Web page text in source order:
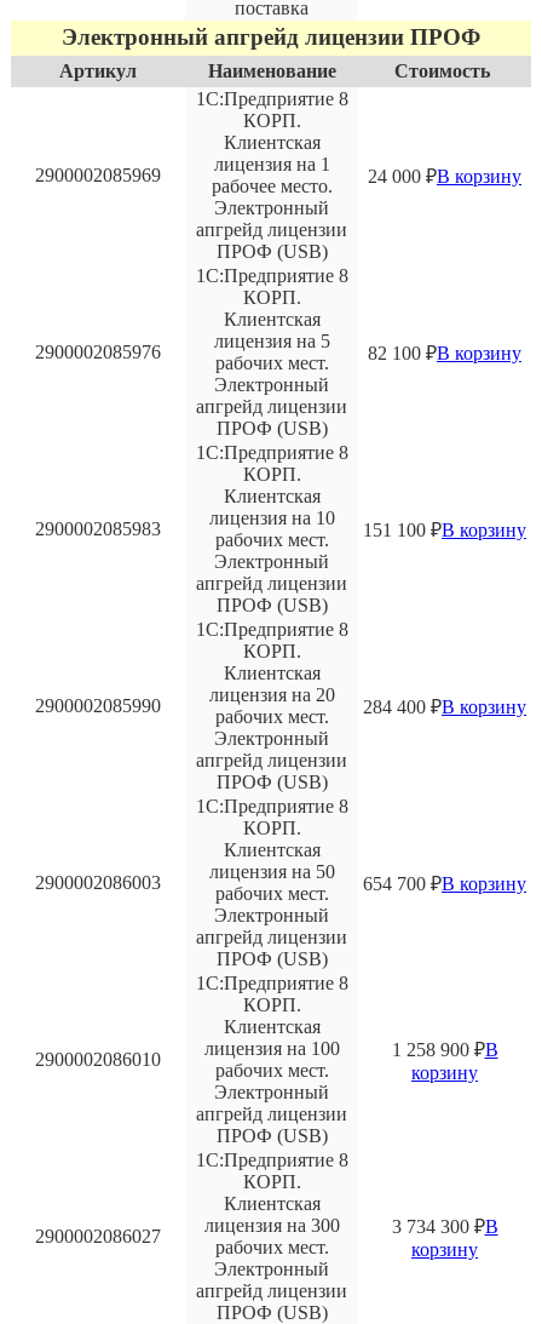
поставка
Электронный апгрейд лицензии ПРОФ
Артикул Наименование Стоимость
2900002085969
1С:Предприятие 8
КОРП.
Клиентская
лицензия на 1
рабочее место.
Электронный
апгрейд лицензии
ПРОФ (USB)
24 000 ₽В корзину
2900002085976
1С:Предприятие 8
КОРП.
Клиентская
лицензия на 5
рабочих мест.
Электронный
апгрейд лицензии
ПРОФ (USB)
82 100 ₽В корзину
2900002085983
1С:Предприятие 8
КОРП.
Клиентская
лицензия на 10
рабочих мест.
Электронный
апгрейд лицензии
ПРОФ (USB)
151 100 ₽В корзину
2900002085990
1С:Предприятие 8
КОРП.
Клиентская
лицензия на 20
рабочих мест.
Электронный
апгрейд лицензии
ПРОФ (USB)
284 400 ₽В корзину
2900002086003
1С:Предприятие 8
КОРП.
Клиентская
лицензия на 50
рабочих мест.
Электронный
апгрейд лицензии
ПРОФ (USB)
654 700 ₽В корзину
2900002086010
1С:Предприятие 8
КОРП.
Клиентская
лицензия на 100
рабочих мест.
Электронный
апгрейд лицензии
ПРОФ (USB)
1 258 900 ₽В
корзину
2900002086027
1С:Предприятие 8
КОРП.
Клиентская
лицензия на 300
рабочих мест.
Электронный
апгрейд лицензии
ПРОФ (USB)
3 734 300 ₽В
корзину